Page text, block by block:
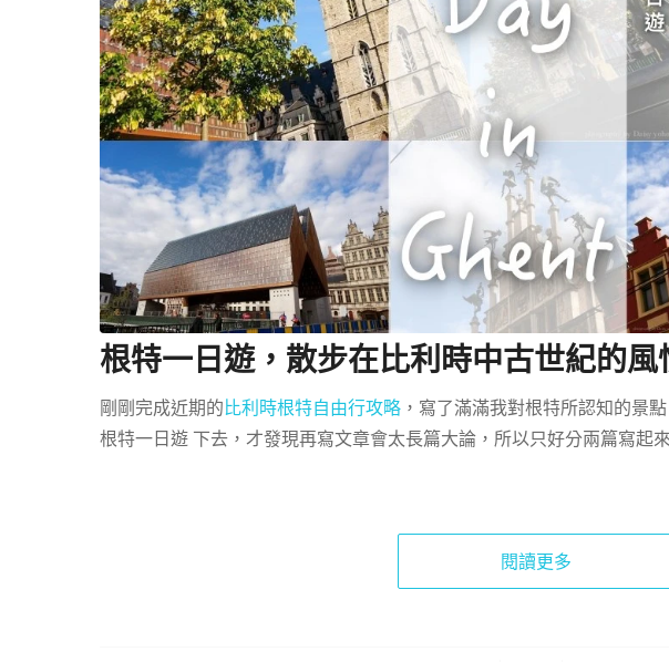
根特一日遊，散步在比利時中古世紀的風
剛剛完成近期的比利時根特自由行攻略 ，寫了滿滿我對根特所認知的景
根特一日遊 下去，才發現再寫文章會太長篇大論，所以只好分兩篇寫起
閱讀更多